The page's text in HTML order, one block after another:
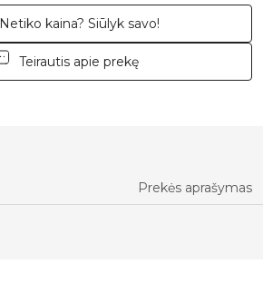
Netiko kaina? Siūlyk savo!
Teirautis apie prekę
Prekės aprašymas